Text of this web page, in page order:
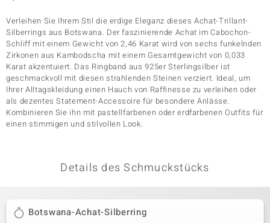
Verleihen Sie Ihrem Stil die erdige Eleganz dieses Achat-Trillant-
Silberrings aus Botswana. Der faszinierende Achat im Cabochon-
Schliff mit einem Gewicht von 2,46 Karat wird von sechs funkelnden
Zirkonen aus Kambodscha mit einem Gesamtgewicht von 0,033
Karat akzentuiert. Das Ringband aus 925er Sterlingsilber ist
geschmackvoll mit diesen strahlenden Steinen verziert. Ideal, um
Ihrer Alltagskleidung einen Hauch von Raffinesse zu verleihen oder
als dezentes Statement-Accessoire für besondere Anlässe.
Kombinieren Sie ihn mit pastellfarbenen oder erdfarbenen Outfits für
einen stimmigen und stilvollen Look.
Details des Schmuckstücks
Botswana-Achat-Silberring